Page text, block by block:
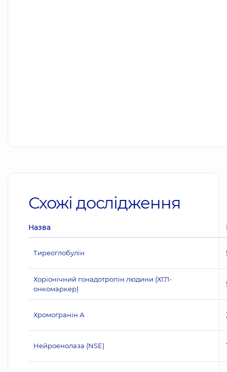
Схожі дослідження
Назва
Тиреоглобулін
Хоріонічний гонадотропін людини (ХГЛ-
онкомаркер)
Хромогранін А
Нейроенолаза (NSE)